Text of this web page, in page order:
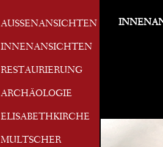
AUSSENANSICHTEN
INNENANSICHTEN
RESTAURIERUNG
ARCHÄOLOGIE
ELISABETHKIRCHE
MULTSCHER